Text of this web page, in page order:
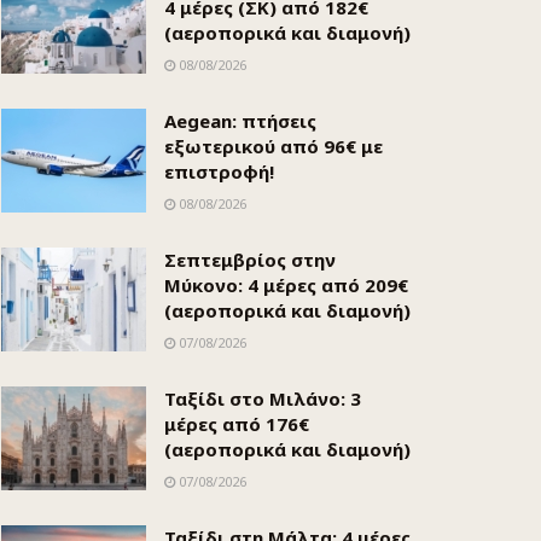
4 μέρες (ΣΚ) από 182€
(αεροπορικά και διαμονή)
08/08/2026
Aegean: πτήσεις
εξωτερικού από 96€ με
επιστροφή!
08/08/2026
Σεπτεμβρίος στην
Μύκονο: 4 μέρες από 209€
(αεροπορικά και διαμονή)
07/08/2026
Ταξίδι στο Μιλάνο: 3
μέρες από 176€
(αεροπορικά και διαμονή)
07/08/2026